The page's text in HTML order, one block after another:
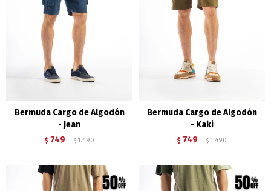
Bermuda Cargo de Algodón
- Jean
$ 749 $ 1.490
Bermuda Cargo de Algodón
- Kaki
$ 749 $ 1.490